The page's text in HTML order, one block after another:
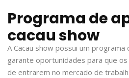
Programa de
cacau show
A Cacau show possui um
garante oportunidades para que
de entrarem no mercado de